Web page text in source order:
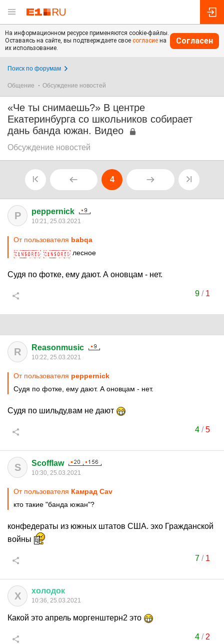
На информационном ресурсе применяются cookie-файлы.
Оставаясь на сайте, вы подтверждаете свое согласие на
их использование.
Согласен
Поиск по форумам
Общение Обсуждение новостей
«Че ты снимаешь?» В центре
Екатеринбурга со школьников собирает
дань банда южан. Видео
Обсуждение новостей
4
P peppernick
10:21, 25.03.2021
От пользователя babqa
лесное
Судя по фотке, ему дают. А оновцам - нет.
9/ 1
R Reasonmusic
10:22, 25.03.2021
От пользователя peppernick
Судя по фотке, ему дают. А оновцам - нет.
Судя по шильду,вам не дают
4/5
S Scofflaw
10:30, 25.03.2021
От пользователя Камрад Cav
кто такие "банда южан"?
конфедераты из южных штатов США. эхо Гражданской
войны
7/ 1
Х холодок
10:36, 25.03.2021
Какой это апрель моргенштерн2 это
4/ 2